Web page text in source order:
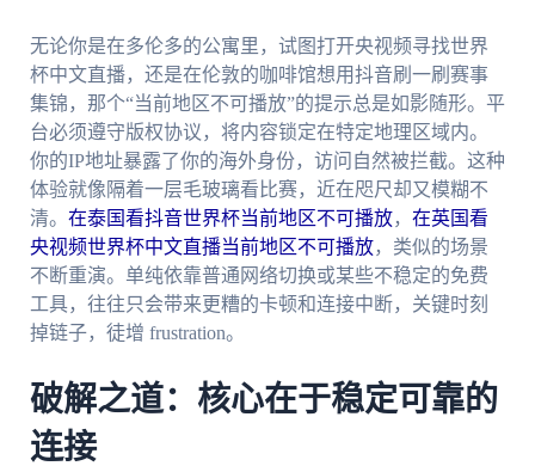
无论你是在多伦多的公寓里，试图打开央视频寻找世界
杯中文直播，还是在伦敦的咖啡馆想用抖音刷一刷赛事
集锦，那个“当前地区不可播放”的提示总是如影随形。平
台必须遵守版权协议，将内容锁定在特定地理区域内。
你的IP地址暴露了你的海外身份，访问自然被拦截。这种
体验就像隔着一层毛玻璃看比赛，近在咫尺却又模糊不
清。 在泰国看抖音世界杯当前地区不可播放， 在英国看
央视频世界杯中文直播当前地区不可播放，类似的场景
不断重演。单纯依靠普通网络切换或某些不稳定的免费
工具，往往只会带来更糟的卡顿和连接中断，关键时刻
掉链子，徒增 frustration。
破解之道：核心在于稳定可靠的
连接